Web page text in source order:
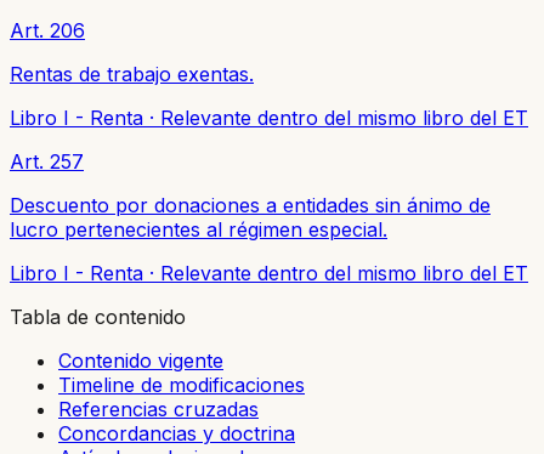
Art. 206
Rentas de trabajo exentas.
Libro I - Renta · Relevante dentro del mismo libro del ET
Art. 257
Descuento por donaciones a entidades sin ánimo de
lucro pertenecientes al régimen especial.
Libro I - Renta · Relevante dentro del mismo libro del ET
Tabla de contenido
Contenido vigente
Timeline de modificaciones
Referencias cruzadas
Concordancias y doctrina